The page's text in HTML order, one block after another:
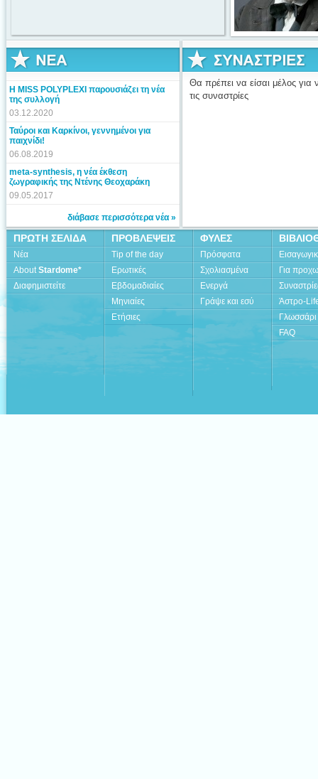
Η MISS POLYPLEXI παρουσιάζει τη νέα
της συλλογή
03.12.2020
Ταύροι και Καρκίνοι, γεννημένοι για
παιχνίδι!
06.08.2019
meta-synthesis, η νέα έκθεση
ζωγραφικής της Ντένης Θεοχαράκη
09.05.2017
διάβασε περισσότερα νέα »
Θα πρέπει να είσαι μέλος για
τις συναστρίες
ΠΡΩΤΗ ΣΕΛΙΔΑ
Νέα
AboutStardome*
Διαφημιστείτε
ΠΡΟΒΛΕΨΕΙΣ
Tip of the day
Ερωτικές
Εβδομαδιαίες
Μηνιαίες
Ετήσιες
ΦΥΛΕΣ
Πρόσφατα
Σχολιασμένα
Ενεργά
Γράψε και εσύ
Για
Άστρο-
Γλωσσάρι
FAQ